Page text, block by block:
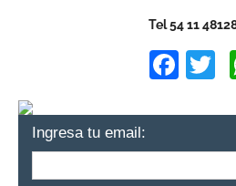
Tel 54 11
Ingresa tu email: